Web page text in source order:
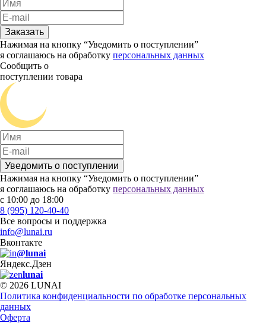
Заказать
Нажимая на кнопку “Уведомить о поступлении”
я соглашаюсь на обработку персональных данных
Сообщить о
поступлении товара
Уведомить о поступлении
Нажимая на кнопку “Уведомить о поступлении”
я соглашаюсь на обработку персональных данных
с 10:00 до 18:00
8 (995) 120-40-40
Все вопросы и поддержка
info@lunai.ru
Вконтакте
@lunai
Яндекс.Дзен
lunai
© 2026 LUNAI
Политика конфиденциальности по обработке персональных
данных
Оферта